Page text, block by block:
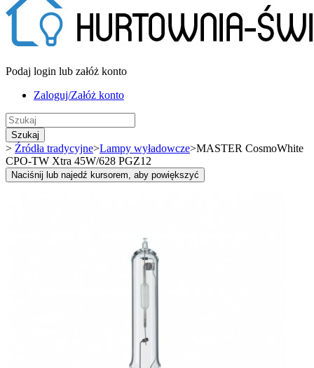
Podaj login lub załóż konto
Zaloguj/Załóż konto
Szukaj
> Źródła tradycyjne>Lampy wyładowcze>MASTER CosmoWhite
CPO-TW Xtra 45W/628 PGZ12
Naciśnij lub najedź kursorem, aby powiększyć